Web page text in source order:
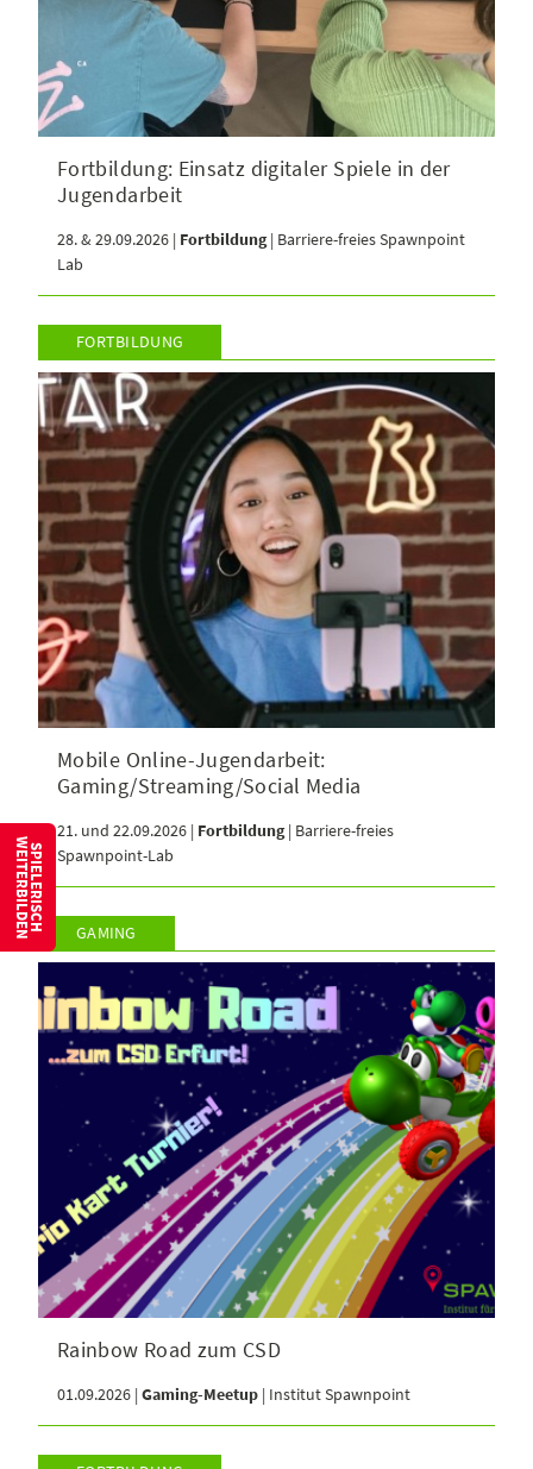
Fortbildung: Einsatz digitaler Spiele in der
Jugendarbeit
28. & 29.09.2026 | Fortbildung| Barriere-freies Spawnpoint
Lab
FORTBILDUNG
Mobile Online-Jugendarbeit:
Gaming/Streaming/Social Media
21. und 22.09.2026 | Fortbildung| Barriere-freies
Spawnpoint-Lab
GAMING
Rainbow Road zum CSD
01.09.2026 | Gaming-Meetup | Institut Spawnpoint
S
P
I
E
L
E
R
I
S
C
H
WE
I
T
E
R
B
I
L
D
E
N